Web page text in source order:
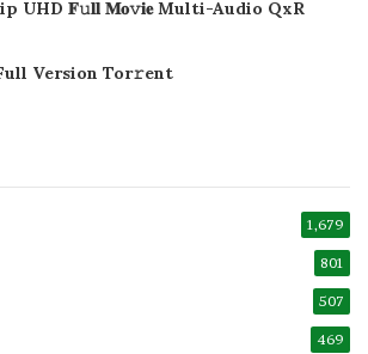
UHD 𝐅𝚞𝐥𝐥 𝐌𝐨𝚟𝐢𝐞 Multi-Audio QxR
Version Tor𝚛ent
1,679
801
507
469